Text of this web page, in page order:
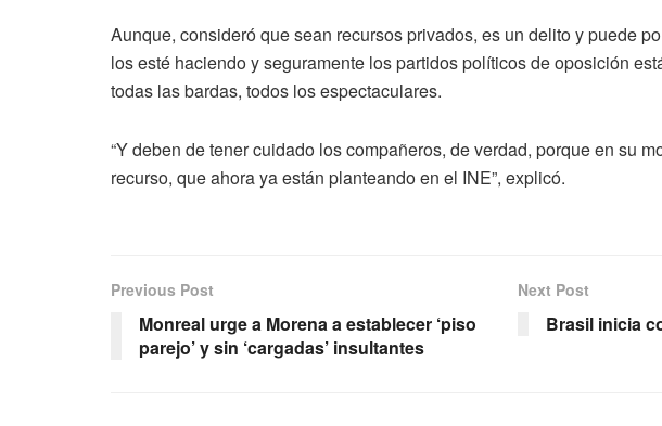
Aunque, consideró que sean recursos privados, es un delito y puede
los esté haciendo y seguramente los partidos políticos de oposición
todas las bardas, todos los espectaculares.
“Y deben de tener cuidado los compañeros, de verdad, porque en su
recurso, que ahora ya están planteando en el INE”, explicó.
Previous Post
Monreal urge a Morena a establecer ‘piso
parejo’ y sin ‘cargadas’ insultantes
Next Post
Brasil inicia